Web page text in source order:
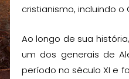
cristianismo, incluindo
Ao longo de sua
um dos generais de
período no século XI e